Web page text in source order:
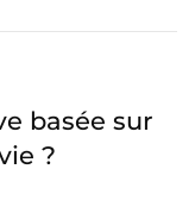
basée sur
?